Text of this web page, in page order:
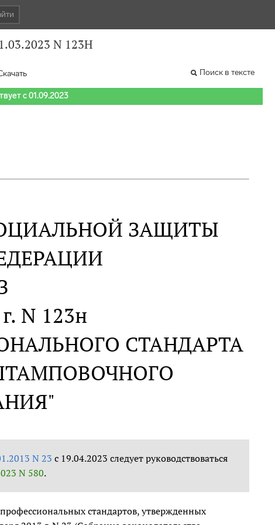
N 123Н
Поиск в тексте
с 01.09.2023
ЗАЩИТЫ
N 123н
СТАНДАРТА
N 23 с 19.04.2023 следует руководствоваться
N 580.
стандартов, утвержденных